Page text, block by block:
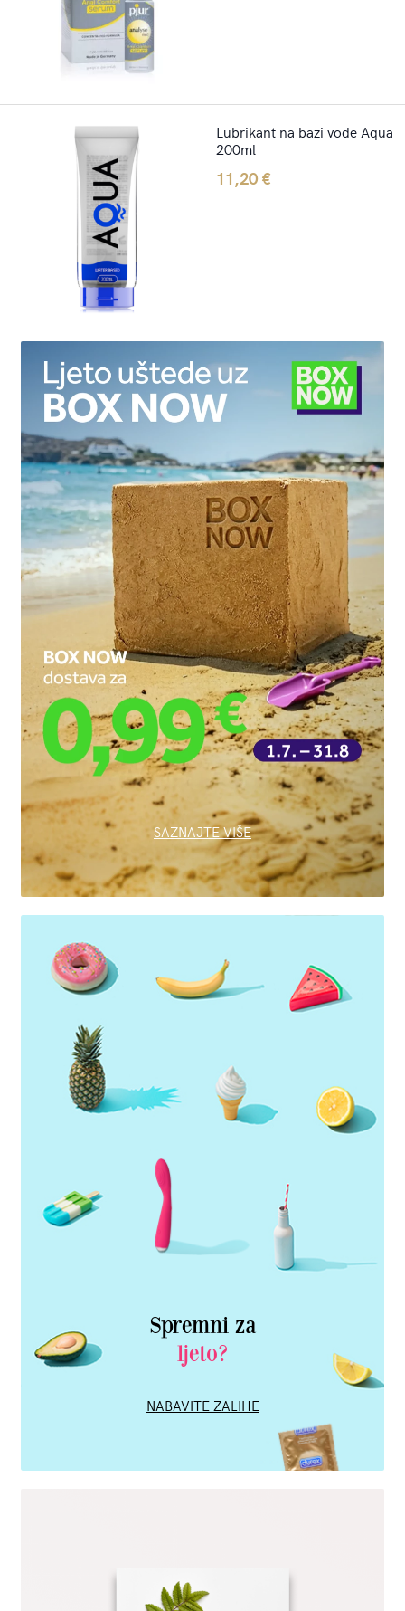
Lubrikant na bazi vode Aqua
200ml
11,20€
SAZNAJTE VIŠE
Spremni za
ljeto?
NABAVITE ZALIHE